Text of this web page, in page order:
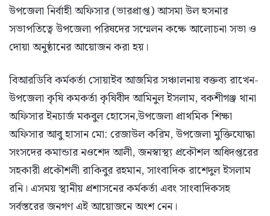
উপজেলা নির্বাহী অফিসার (ভারপ্রাপ্ত) আসমা উল হুসনার
সভাপতিত্বে উপজেলা পরিষদের সম্মেলন কক্ষে আলোচনা সভা ও
দোয়া অনুষ্ঠানের আয়োজন করা হয়।
বিআরডিবি কর্মকর্তা সোয়াইব আজমির সঞ্চালনায় বক্তব্য রাখেন-
উপজেলা কৃষি কমকর্তা কৃষিবীদ আমিনুল ইসলাম, বকশীগঞ্জ থানা
অফিসার ইনচার্জ মকবুল হোসেন,উপজেলা প্রাথমিক শিক্ষা
অফিসার আবু হাসান মো: রেজাউল করিম, উপজেলা মুক্তিযোদ্ধা
সংসদের কমান্ডার নওশেদ আলী, জনস্বাস্থ্য প্রকৌশল অধিদপ্তরের
সহকারী প্রকৌশলী রাকিবুর রহমান, সাংবাদিক রাশেদুল ইসলাম
রনি। এসময় স্থানীয় প্রশাসনের কর্মকর্তা এবং সাংবাদিকসহ
সর্বস্তরের জনগণ এই আয়োজনে অংশ নেন।